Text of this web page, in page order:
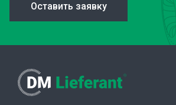
Оставить заявку